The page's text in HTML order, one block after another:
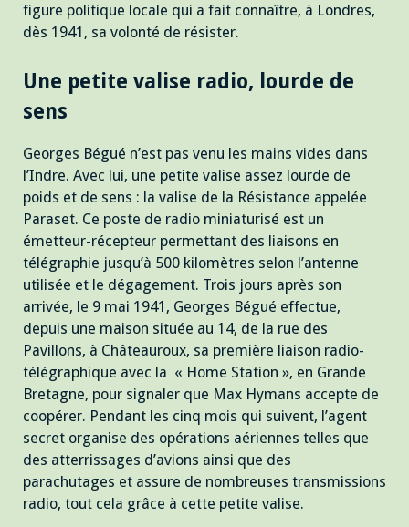
figure politique locale qui a fait connaître, à Londres,
dès 1941, sa volonté de résister.
Une petite valise radio, lourde de
sens
Georges Bégué n’est pas venu les mains vides dans
l’Indre. Avec lui, une petite valise assez lourde de
poids et de sens : la valise de la Résistance appelée
Paraset. Ce poste de radio miniaturisé est un
émetteur-récepteur permettant des liaisons en
télégraphie jusqu’à 500 kilomètres selon l’antenne
utilisée et le dégagement. Trois jours après son
arrivée, le 9 mai 1941, Georges Bégué effectue,
depuis une maison située au 14, de la rue des
Pavillons, à Châteauroux, sa première liaison radio-
télégraphique avec la « Home Station », en Grande
Bretagne, pour signaler que Max Hymans accepte de
coopérer. Pendant les cinq mois qui suivent, l’agent
secret organise des opérations aériennes telles que
des atterrissages d’avions ainsi que des
parachutages et assure de nombreuses transmissions
radio, tout cela grâce à cette petite valise.